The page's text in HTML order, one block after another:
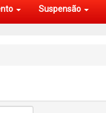
Suspensão